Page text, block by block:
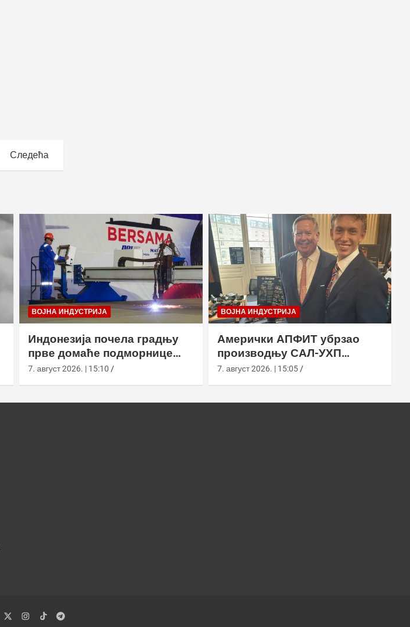
Следећа
ВОЈНА ИНДУСТРИЈА
Индонезија почела градњу
прве домаће подморнице
класе Сцорпèне
7. август 2026. | 15:10
ВОЈНА ИНДУСТРИЈА
Амерички АПФИТ убрзао
производњу САЛ-УХП
ласера за УССОЦОМ
7. август 2026. | 15:05